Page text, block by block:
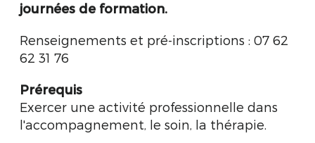
journées de formation.
Renseignements et pré-inscriptions : 07 62
62 31 76
Prérequis
Exercer une activité professionnelle dans
l'accompagnement, le soin, la thérapie.